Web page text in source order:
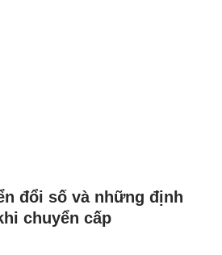
đổi số và những định
chuyển cấp